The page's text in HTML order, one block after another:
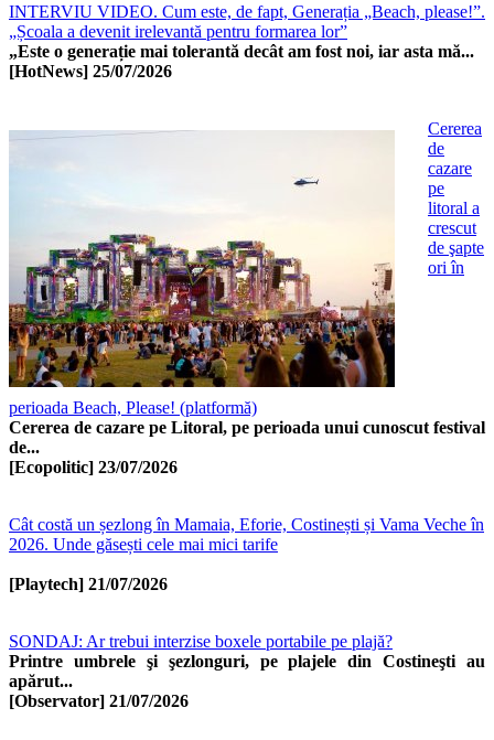
INTERVIU VIDEO. Cum este, de fapt, Generația „Beach, please!”.
„Școala a devenit irelevantă pentru formarea lor”
„Este o generație mai tolerantă decât am fost noi, iar asta mă...
[HotNews] 25/07/2026
Cererea
de
cazare
pe
litoral a
crescut
de şapte
ori în
perioada Beach, Please! (platformă)
Cererea de cazare pe Litoral, pe perioada unui cunoscut festival
de...
[Ecopolitic] 23/07/2026
Cât costă un șezlong în Mamaia, Eforie, Costinești și Vama Veche în
2026. Unde găsești cele mai mici tarife
[Playtech] 21/07/2026
SONDAJ: Ar trebui interzise boxele portabile pe plajă?
Printre umbrele şi şezlonguri, pe plajele din Costineşti au
apărut...
[Observator] 21/07/2026